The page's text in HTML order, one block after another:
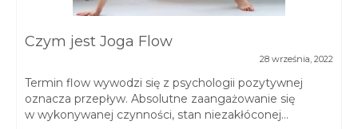
Czym jest Joga Flow
28 września, 2022
Termin flow wywodzi się z psychologii pozytywnej
oznacza przepływ. Absolutne zaangażowanie się
w wykonywanej czynności, stan niezakłóconej...